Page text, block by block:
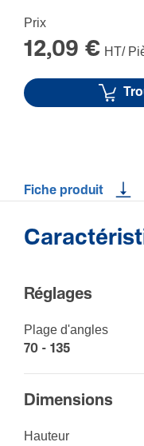
Prix
12,09 € HT/
Fiche produit
Réglages
Plage d'angles
70 - 135
Dimen­sions
Hauteur